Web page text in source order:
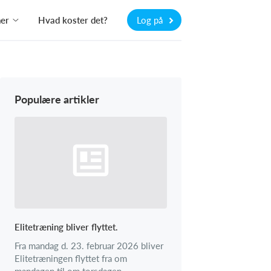
Hvad koster det? Log på
Populære artikler
Elitetræning bliver flyttet.
Fra mandag d. 23. februar 2026 bliver
Elitetræningen flyttet fra om